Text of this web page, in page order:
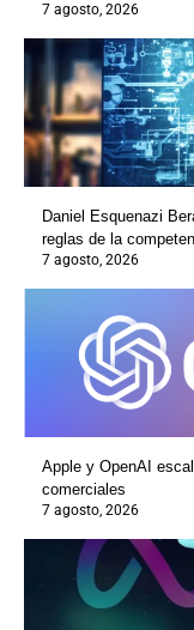
7 agosto, 2026
Daniel Esquenazi
reglas de la
7 agosto, 2026
Apple y OpenAI
comerciales
7 agosto, 2026